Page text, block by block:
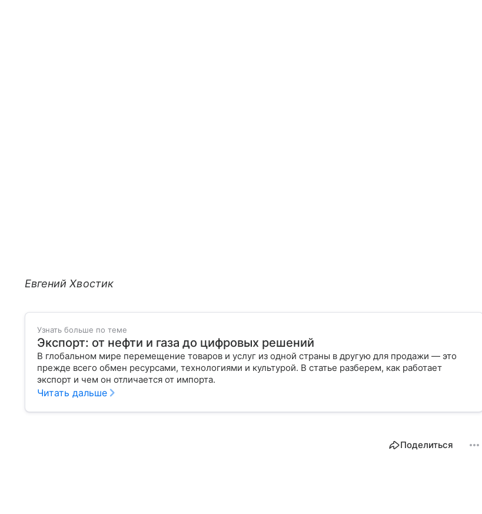
Евгений Хвостик
Узнать больше по теме
Экспорт: от нефти и газа до цифровых решений
В глобальном мире перемещение товаров и услуг из одной страны в другую для продажи — это
прежде всего обмен ресурсами, технологиями и культурой. В статье разберем, как работает
экспорт и чем он отличается от импорта.
Читать дальше
Поделиться